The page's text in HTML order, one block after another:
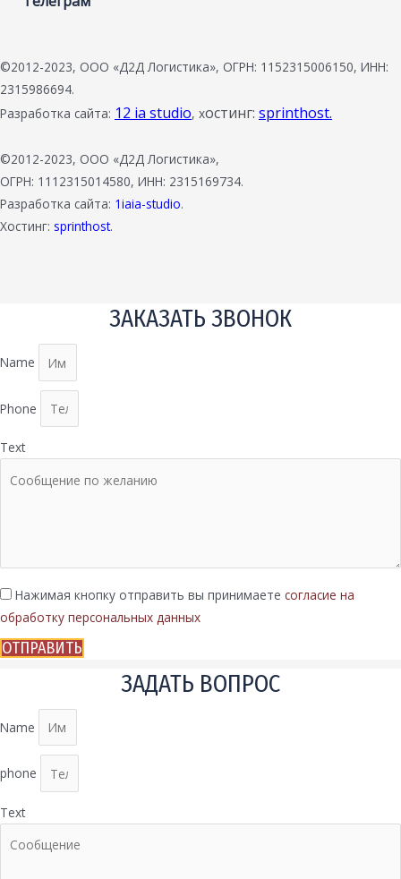
©2012-2023, ООО «Д2Д Логистика», ОГРН: 1152315006150, ИНН:
2315986694.
Разработка сайта: 12 ia studio, хостинг: sprinthost.
©2012-2023, ООО «Д2Д Логистика»,
ОГРН: 1112315014580, ИНН: 2315169734.
Разработка сайта: 1iaia-studio.
Хостинг: sprinthost.
ЗАКАЗАТЬ ЗВОНОК
Name
Phone
Text
Нажимая кнопку отправить вы принимаете согласие на
обработку персональных данных
ОТПРАВИТЬ
ЗАДАТЬ ВОПРОС
Name
phone
Text